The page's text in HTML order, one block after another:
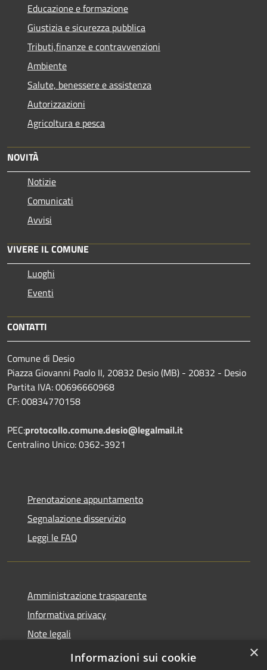
Educazione e formazione
Giustizia e sicurezza pubblica
Tributi,finanze e contravvenzioni
Ambiente
Salute, benessere e assistenza
Autorizzazioni
Agricoltura e pesca
NOVITÀ
Notizie
Comunicati
Avvisi
VIVERE IL COMUNE
Luoghi
Eventi
CONTATTI
Comune di Desio
Piazza Giovanni Paolo II, 20832 Desio (MB) - 20832 - Desio
Partita IVA: 00696660968
CF: 00834770158
PEC:protocollo.comune.desio@legalmail.it
Centralino Unico: 0362-3921
Prenotazione appuntamento
Segnalazione disservizio
Leggi le FAQ
Amministrazione trasparente
Informativa privacy
Note legali
Dichiarazione di accessibilità
×
Informazioni sui cookie